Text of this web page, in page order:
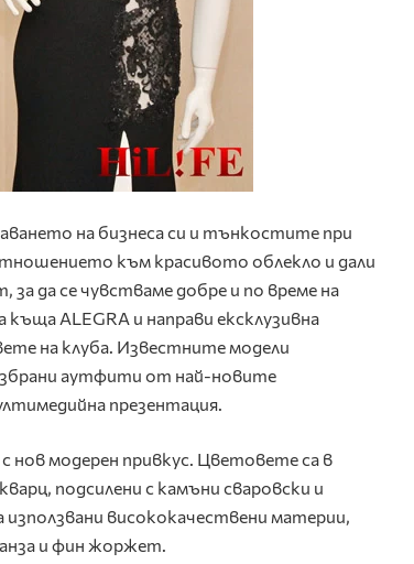
на бизнеса си и тънкостите при
към красивото облекло и дали
за да се чувстваме добре и по време на
ALEGRA и направи ексклузивна
на клуба. Известните модели
аутфити от най-новите
презентация.
с нов модерен привкус. Цветовете са в
подсилени с камъни сваровски и
висококачествени материи,
и фин жоржет.